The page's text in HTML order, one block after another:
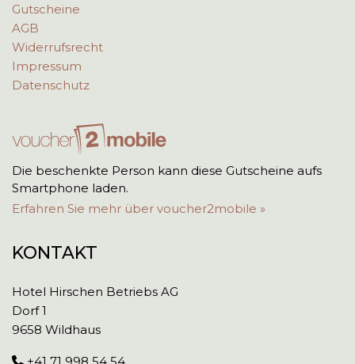
Gutscheine
AGB
Widerrufsrecht
Impressum
Datenschutz
Die beschenkte Person kann diese Gutscheine aufs
Smartphone laden.
Erfahren Sie mehr über voucher2mobile »
KONTAKT
Hotel Hirschen Betriebs AG
Dorf 1
9658 Wildhaus